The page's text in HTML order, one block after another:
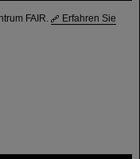
FAIR.
Erfahren Sie